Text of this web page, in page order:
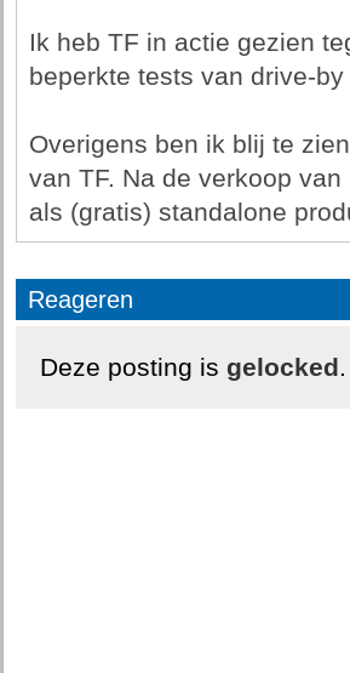
Ik heb TF in actie gezien
beperkte tests van drive-
Overigens ben ik blij te
van TF. Na de verkoop
als (gratis) standalone
Reageren
Deze posting is gelocked